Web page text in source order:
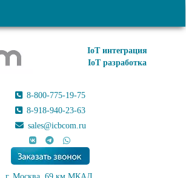
IoT интеграция
IoT разработка
8-800-775-19-75
8-918-940-23-63
sales@icbcom.ru